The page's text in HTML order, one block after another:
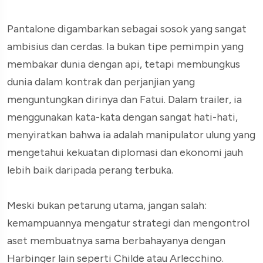
Pantalone digambarkan sebagai sosok yang sangat
ambisius dan cerdas. Ia bukan tipe pemimpin yang
membakar dunia dengan api, tetapi membungkus
dunia dalam kontrak dan perjanjian yang
menguntungkan dirinya dan Fatui. Dalam trailer, ia
menggunakan kata-kata dengan sangat hati-hati,
menyiratkan bahwa ia adalah manipulator ulung yang
mengetahui kekuatan diplomasi dan ekonomi jauh
lebih baik daripada perang terbuka.
Meski bukan petarung utama, jangan salah:
kemampuannya mengatur strategi dan mengontrol
aset membuatnya sama berbahayanya dengan
Harbinger lain seperti Childe atau Arlecchino.